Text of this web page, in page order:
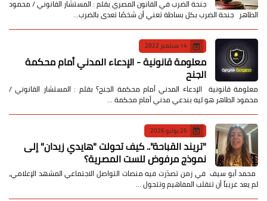
جنحة الضرب في القانون المصري بقلم : المستشار القانوني / محمود
الطاهر جنحة الضرب بكل بساطة تعني أن شخصًا تعدى بالضرب…
14 سبتمبر 2022
معلومة قانونية - الإدعاء المدني أمام محكمة
الجنح
معلومة قانونية الإدعاء المدني أمام محكمة الجنح؟ بقلم : المستشار القانوني /
محمود الطاهر هو ليه بندعي مدني أمام محكمة …
25 يوليو 2026
​"تريند القباحة".. كيف تحولت "هايدي زيدان" إلى
نموذج مرفوض للست المصرية؟
​ محمد أبو سيف ​في زمن تصدّرت فيه منصات التواصل الاجتماعي المشهد الإعلامي،
لم يعد غريباً أن تنقلب المفاهيم وتتحول …